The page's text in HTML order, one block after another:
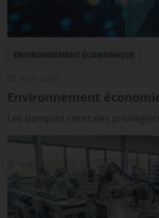
ENVIRONNEMENT ÉCONOMIQUE
Environnement
Les banques centrales